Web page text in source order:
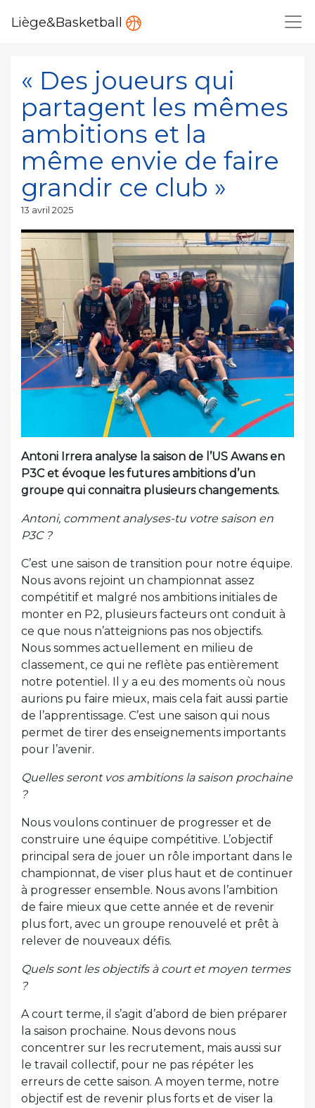
Liège&Basketball
« Des joueurs qui
partagent les mêmes
ambitions et la
même envie de faire
grandir ce club »
Publié
13 avril 2025
Antoni Irrera analyse la saison de l’US Awans en
P3C et évoque les futures ambitions d’un
groupe qui connaitra plusieurs changements.
Antoni, comment analyses-tu votre saison en
P3C ?
C’est une saison de transition pour notre équipe.
Nous avons rejoint un championnat assez
compétitif et malgré nos ambitions initiales de
monter en P2, plusieurs facteurs ont conduit à
ce que nous n’atteignions pas nos objectifs.
Nous sommes actuellement en milieu de
classement, ce qui ne reflète pas entièrement
notre potentiel. Il y a eu des moments où nous
aurions pu faire mieux, mais cela fait aussi partie
de l’apprentissage. C’est une saison qui nous
permet de tirer des enseignements importants
pour l’avenir.
Quelles seront vos ambitions la saison prochaine
?
Nous voulons continuer de progresser et de
construire une équipe compétitive. L’objectif
principal sera de jouer un rôle important dans le
championnat, de viser plus haut et de continuer
à progresser ensemble. Nous avons l’ambition
de faire mieux que cette année et de revenir
plus fort, avec un groupe renouvelé et prêt à
relever de nouveaux défis.
Quels sont les objectifs à court et moyen termes
?
A court terme, il s’agit d’abord de bien préparer
la saison prochaine. Nous devons nous
concentrer sur les recrutement, mais aussi sur
le travail collectif, pour ne pas répéter les
erreurs de cette saison. A moyen terme, notre
objectif est de revenir plus forts et de viser la